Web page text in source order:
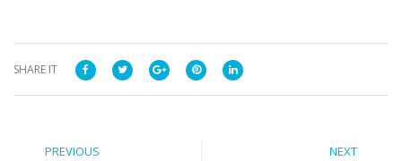
SHARE IT
PREVIOUS NEXT